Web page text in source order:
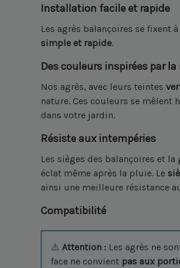
Installation facile et rapide
Les agrès balançoires se fixent
simple et rapide.
Des couleurs inspirées par
Nos agrès, avec leurs teintes
nature. Ces couleurs se mêlent
dans votre jardin.
Résiste aux intempéries
Les sièges des balançoires et
éclat même après la pluie. Le
ainsi une meilleure résistance
Compatibilité
⚠️ Attention : Les agrès ne
face ne convient pas aux